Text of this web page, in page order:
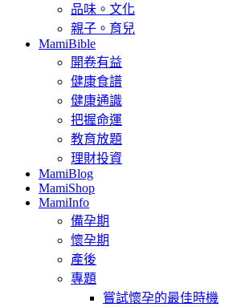
品味。文化
親子。育兒
MamiBible
開卷有益
健康食譜
健康通識
把握命運
教育放題
理財投資
MamiBlog
MamiShop
MamiInfo
備孕期
懷孕期
產後
專題
嘗試懷孕的最佳時機